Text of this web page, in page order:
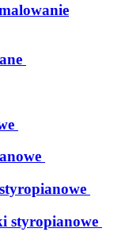
styropianowe